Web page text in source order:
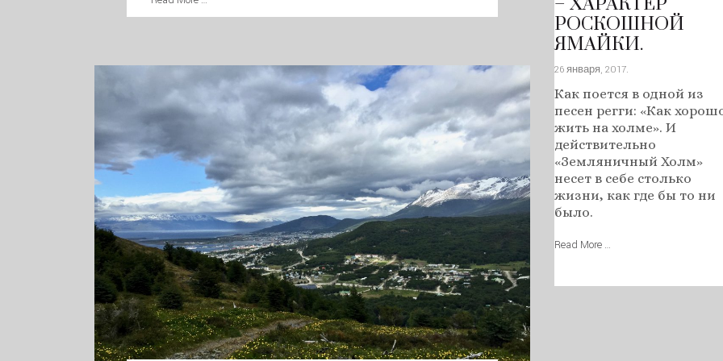
РОСКОШНОЙ
ЯМАЙКИ.
26 января, 2017.
Как поется в одной из
песен регги: «Как
жить на холме». И
действительно
«Земляничный Холм»
несет в себе столько
жизни, как где бы то ни
было.
Read More …